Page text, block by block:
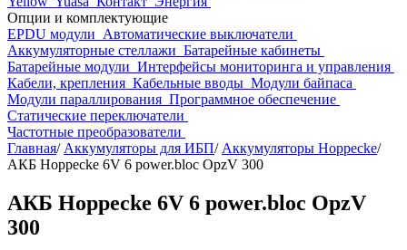
Опции и комплектующие
EPDU модули Автоматические выключатели
Аккумуляторные стеллажи Батарейные кабинеты
Батарейные модули Интерфейсы мониторинга и управления
Кабели, крепления Кабельные вводы Модули байпаса
Модули параллирования Программное обеспечение
Статические переключатели
Частотные преобразователи
Главная/ Аккумуляторы для ИБП/ Аккумуляторы Hoppecke/
АКБ Hoppecke 6V 6 power.bloc OpzV 300
АКБ Hoppecke 6V 6 power.bloc OpzV
300